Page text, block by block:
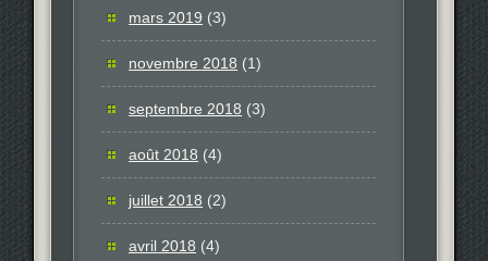
mars 2019 (3)
novembre 2018 (1)
septembre 2018 (3)
août 2018 (4)
juillet 2018 (2)
avril 2018 (4)